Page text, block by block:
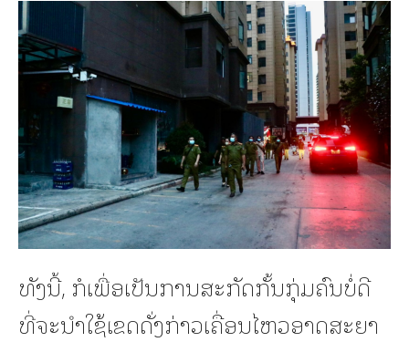
ທັງນີ້, ກໍເພື່ອເປັນການສະກັດກັ້ນກຸ່ມຄົນບໍ່ດີ
ທີ່ຈະນຳໃຊ້ເຂດດັ່ງກ່າວເຄື່ອນໄຫວອາດສະຍາ